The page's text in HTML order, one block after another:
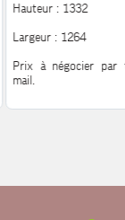
Hauteur : 1332
Largeur : 1264
Prix à négocier par
mail.
Pour plus